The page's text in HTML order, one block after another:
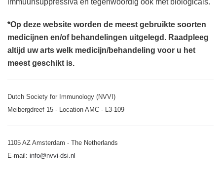
immuunsuppressiva en tegenwoordig ook met biologicals.
*Op deze website worden de meest gebruikte soorten
medicijnen en/of behandelingen uitgelegd. Raadpleeg
altijd uw arts welk medicijn/behandeling voor u het
meest geschikt is.
Dutch Society for Immunology (NVVI)
Meibergdreef 15 - Location AMC - L3-109
1105 AZ Amsterdam - The Netherlands
E-mail: info@nvvi-dsi.nl